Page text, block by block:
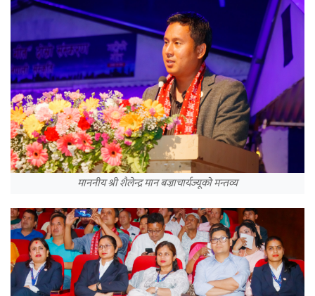
माननीय श्री शैलेन्द्र मानबज्राचार्यज्यूकोमन्तव्य